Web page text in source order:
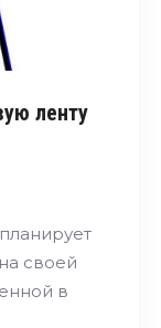
ленту
своей
в